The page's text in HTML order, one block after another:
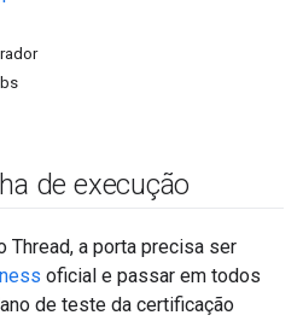
de execução
Thread, a porta precisa ser
oficial e passar em todos
de teste da certificação